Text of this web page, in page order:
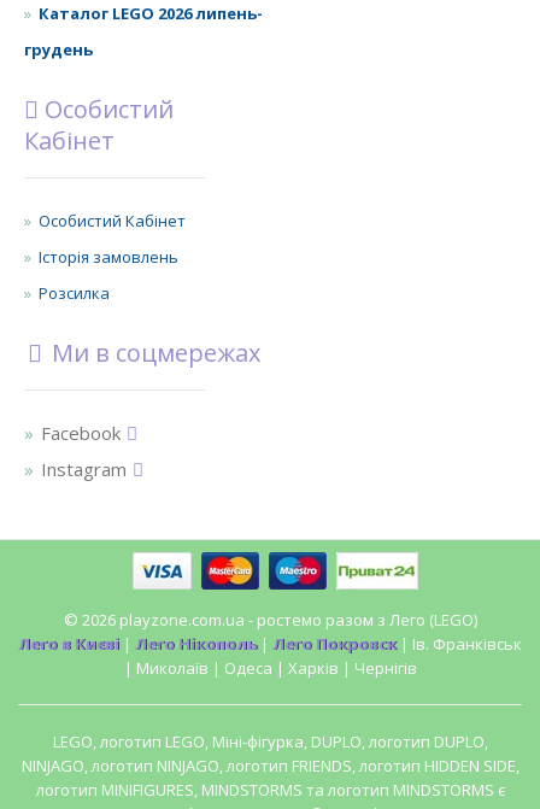
Каталог LEGO 2026 липень-
грудень
Особистий
Кабінет
Особистий Кабінет
Історія замовлень
Розсилка
Ми в соцмережах
Facebook
Instagram
© 2026 playzone.com.ua - ростемо разом з Лего (LEGO)
Лего в Києві | Лего Нікополь| Лего Покровск| Ів. Франківськ
| Миколаїв | Одеса | Харків | Чернігів
LEGO, логотип LEGO, Міні-фігурка, DUPLO, логотип DUPLO,
NINJAGO, логотип NINJAGO, логотип FRIENDS, логотип HIDDEN SIDE,
логотип MINIFIGURES, MINDSTORMS та логотип MINDSTORMS є